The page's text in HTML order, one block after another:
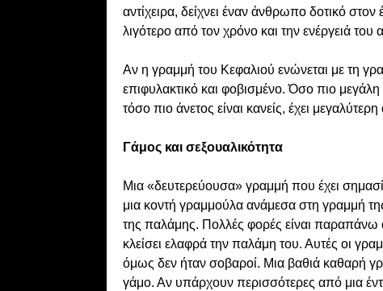
αντίχειρα, δείχνει έναν άνθρωπο δοτικό
λιγότερο από τον χρόνο και την ενέργειά
Αν η γραμμή του Κεφαλιού ενώνεται με τη
επιφυλακτικό και φοβισμένο. Όσο πιο
τόσο πιο άνετος είναι κανείς, έχει
Γάμος και σεξουαλικότητα
Μια «δευτερεύουσα» γραμμή που έχει
μια κοντή γραμμούλα ανάμεσα στη γραμμή
της παλάμης. Πολλές φορές είναι παραπάνω
κλείσει ελαφρά την παλάμη του. Αυτές οι
όμως δεν ήταν σοβαροί. Μια βαθιά καθαρή
γάμο. Αν υπάρχουν περισσότερες από μια